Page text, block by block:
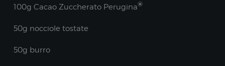
100g Cacao Zuccherato Perugina®
50g nocciole tostate
50g burro